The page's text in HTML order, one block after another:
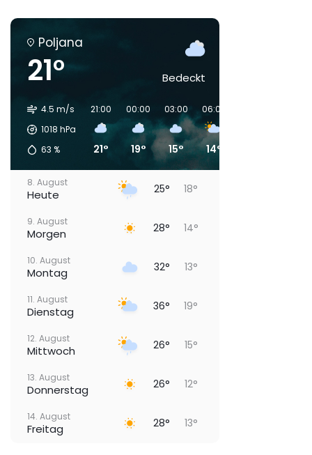
Poljana
21° Bedeckt
4.5 m/s
1018 hPa
63 %
21:00
21°
00:00
19°
03:00
15°
06:00
14°
8. August
Heute 25° 18°
9. August
Morgen 28° 14°
10. August
Montag 32° 13°
11. August
Dienstag 36° 19°
12. August
Mittwoch 26° 15°
13. August
Donnerstag 26° 12°
14. August
Freitag 28° 13°